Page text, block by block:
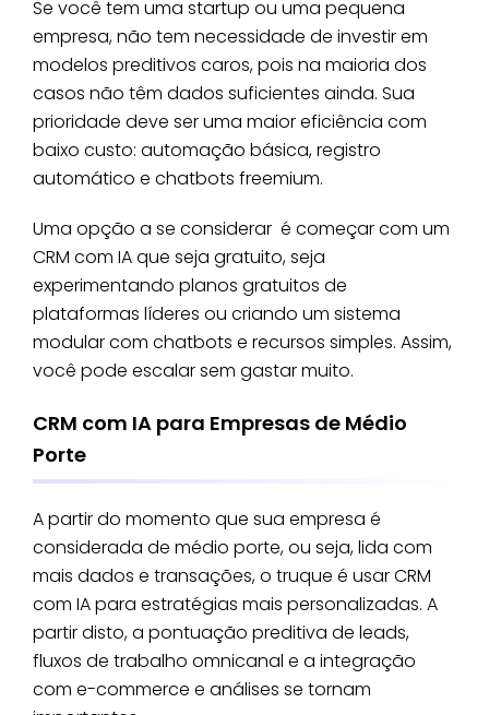
Se você tem uma startup ou uma pequena
empresa, não tem necessidade de investir em
modelos preditivos caros, pois na maioria dos
casos não têm dados suficientes ainda. Sua
prioridade deve ser uma maior eficiência com
baixo custo: automação básica, registro
automático e chatbots freemium.
Uma opção a se considerar é começar com um
CRM com IA que seja gratuito, seja
experimentando planos gratuitos de
plataformas líderes ou criando um sistema
modular com chatbots e recursos simples. Assim,
você pode escalar sem gastar muito.
CRM com IA para Empresas de Médio
Porte
A partir do momento que sua empresa é
considerada de médio porte, ou seja, lida com
mais dados e transações, o truque é usar CRM
com IA para estratégias mais personalizadas. A
partir disto, a pontuação preditiva de leads,
fluxos de trabalho omnicanal e a integração
com e-commerce e análises se tornam